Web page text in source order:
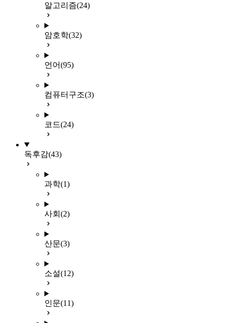
알고리즘(24)
암호학(32)
언어(95)
컴퓨터구조(3)
코드(24)
독후감(43)
과학(1)
사회 (2)
산문(3)
소설(12)
인문(11)